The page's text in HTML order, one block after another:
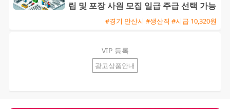
립 및 포장 사원 모집 일급 주급 선택 가능
#경기 안산시 #생산직 #시급 10,320원
VIP 등록
광고상품안내